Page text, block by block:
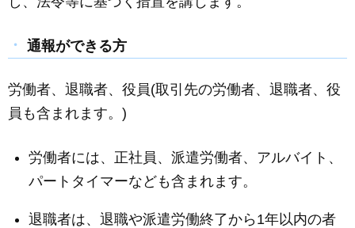
通報ができる方
労働者、退職者、役員(取引先の労働者、退職者、役
員も含まれます。)
労働者には、正社員、派遣労働者、アルバイト、
パートタイマーなども含まれます。
退職者は、退職や派遣労働終了から1年以内の者